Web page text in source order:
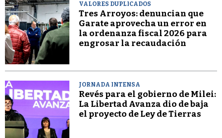
VALORES DUPLICADOS
Tres Arroyos: denuncian que
Garate aprovecha un error en
la ordenanza fiscal 2026 para
engrosar la recaudación
JORNADA INTENSA
Revés para el gobierno de Milei:
La Libertad Avanza dio de baja
el proyecto de Ley de Tierras